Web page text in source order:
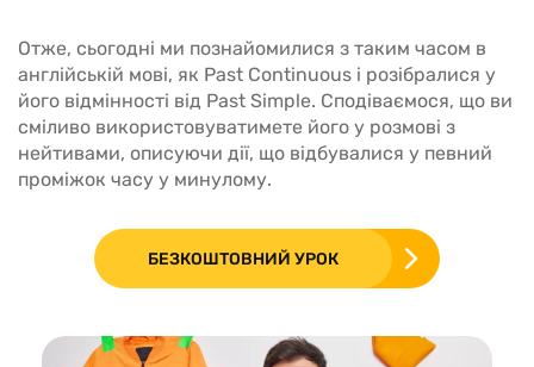
Отже, сьогодні ми познайомилися з таким часом в
англійській мові, як Past Continuous і розібралися у
його відмінності від Past Simple. Сподіваємося, що ви
сміливо використовуватимете його у розмові з
нейтивами, описуючи дії, що відбувалися у певний
проміжок часу у минулому.
БЕЗКОШТОВНИЙ УРОК